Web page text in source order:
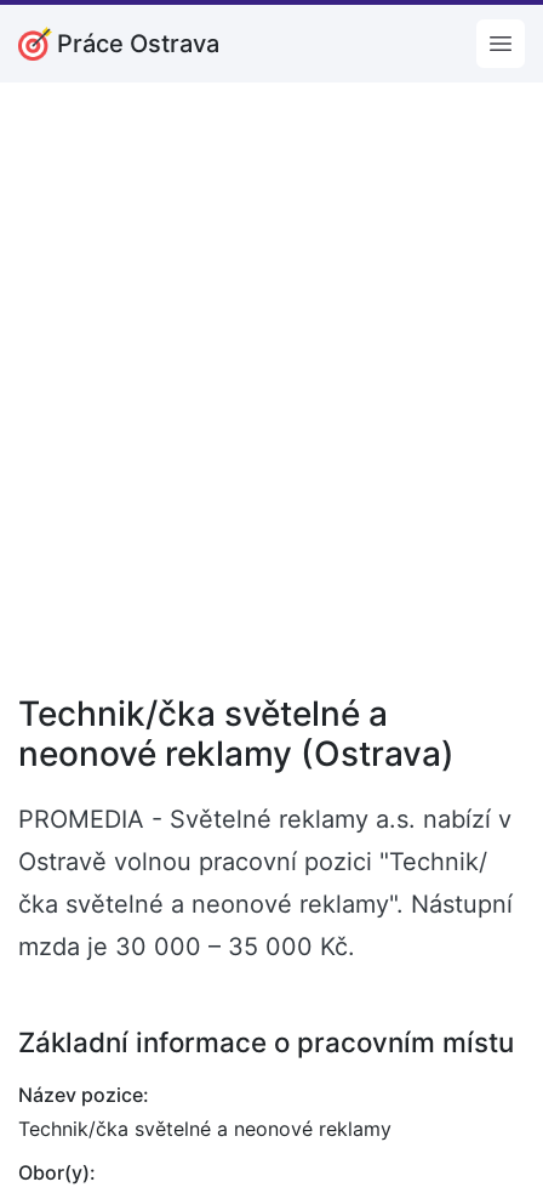
Práce Ostrava
Technik/čka světelné a
neonové reklamy (Ostrava)
PROMEDIA - Světelné reklamy a.s. nabízí v
Ostravě volnou pracovní pozici "Technik/
čka světelné a neonové reklamy". Nástupní
mzda je 30 000 – 35 000 Kč.
Základní informace o pracovním místu
Název pozice:
Technik/čka světelné a neonové reklamy
Obor(y):